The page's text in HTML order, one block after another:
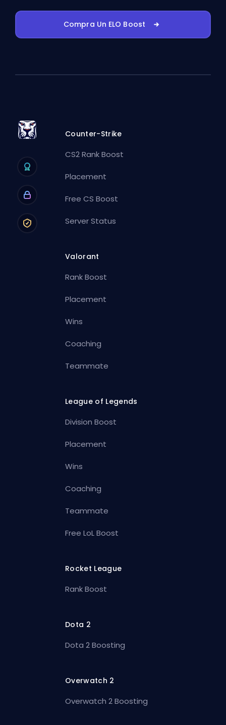
Compra Un ELO Boost
Counter-Strike
CS2 Rank Boost
Placement
Free CS Boost
Server Status
Valorant
Rank Boost
Placement
Wins
Coaching
Teammate
League of Legends
Division Boost
Placement
Wins
Coaching
Teammate
Free LoL Boost
Rocket League
Rank Boost
Dota 2
Dota 2 Boosting
Overwatch 2
Overwatch 2 Boosting